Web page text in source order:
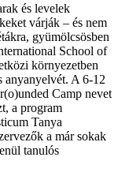
és levelek
várják – és nem
gyümölcsösben
School of
környezetben
anyanyelvét. A 6-12
Camp nevet
a program
Tanya
a már sokak
tanulós